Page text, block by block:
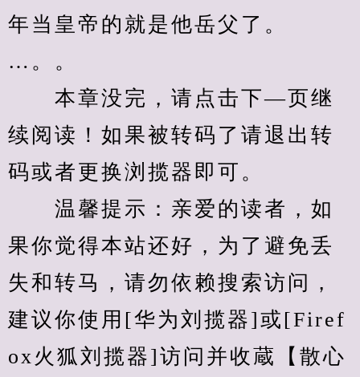
年当皇帝的就是他岳父了。
…。。
本章没完，请点击下—页继
续阅读！如果被转码了请退出转
码或者更换浏揽器即可。
温馨提示：亲爱的读者，如
果你觉得本站还好，为了避免丢
失和转马，请勿依赖搜索访问，
建议你使用[华为刘揽器]或[Firef
ox火狐刘揽器]访问并收蔵【散心